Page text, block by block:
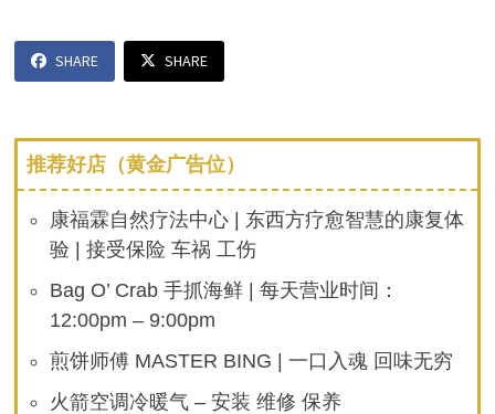
SHARE SHARE
推荐好店（黄金广告位）
康福霖自然疗法中心 | 东西方疗愈智慧的康复体
验 | 接受保险 车祸 工伤
Bag O’ Crab 手抓海鲜 | 每天营业时间：
12:00pm – 9:00pm
煎饼师傅 MASTER BING | 一口入魂 回味无穷
火箭空调冷暖气 – 安装 维修 保养